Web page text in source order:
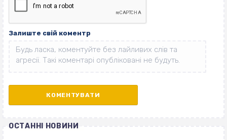
Залиште свій коментр
ОСТАННІ НОВИНИ